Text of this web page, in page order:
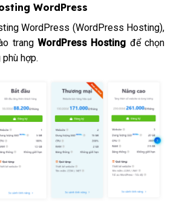
WordPress
WordPress (WordPress Hosting),
trang WordPress Hosting để chọn
hợp.